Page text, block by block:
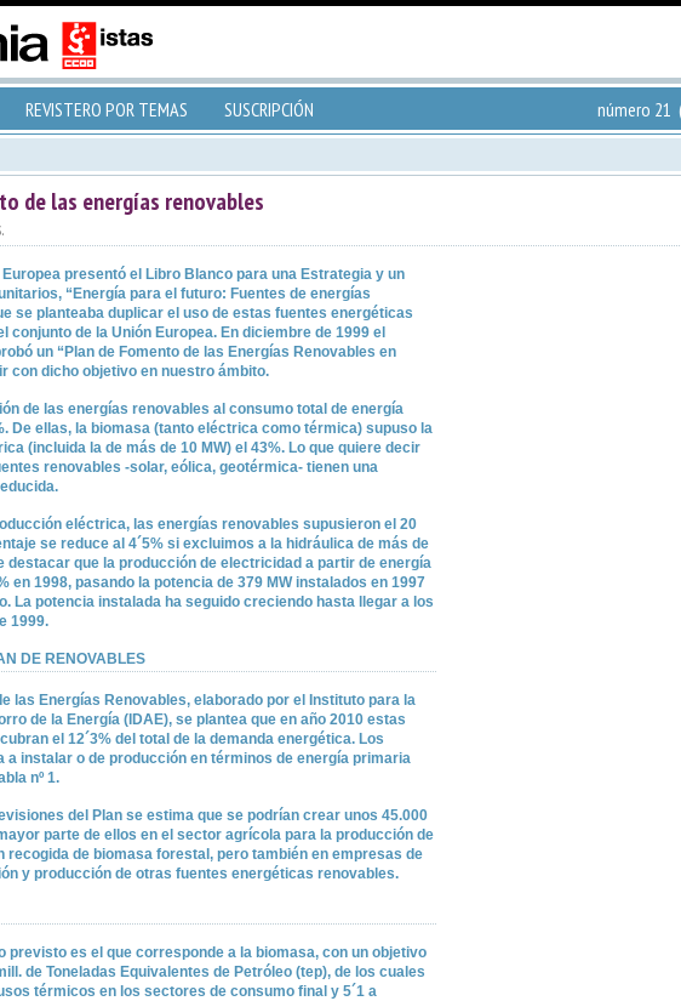
REVISTERO POR TEMAS SUSCRIPCIÓN número 21
de las energías renovables
Europea presentó el Libro Blanco para una Estrategia y un
“Energía para el futuro: Fuentes de energías
se planteaba duplicar el uso de estas fuentes energéticas
conjunto de la Unión Europea. En diciembre de 1999 el
un “Plan de Fomento de las Energías Renovables en
con dicho objetivo en nuestro ámbito.
de las energías renovables al consumo total de energía
De ellas, la biomasa (tanto eléctrica como térmica) supuso la
(incluida la de más de 10 MW) el 43%. Lo que quiere decir
renovables -solar, eólica, geotérmica- tienen una
eléctrica, las energías renovables supusieron el 20
se reduce al 4´5% si excluimos a la hidráulica de más de
destacar que la producción de electricidad a partir de energía
en 1998, pasando la potencia de 379 MW instalados en 1997
La potencia instalada ha seguido creciendo hasta llegar a los
1999.
DE RENOVABLES
las Energías Renovables, elaborado por el Instituto para la
de la Energía (IDAE), se plantea que en año 2010 estas
el 12´3% del total de la demanda energética. Los
a instalar o de producción en términos de energía primaria
nº 1.
del Plan se estima que se podrían crear unos 45.000
parte de ellos en el sector agrícola para la producción de
recogida de biomasa forestal, pero también en empresas de
y producción de otras fuentes energéticas renovables.
previsto es el que corresponde a la biomasa, con un objetivo
de Toneladas Equivalentes de Petróleo (tep), de los cuales
térmicos en los sectores de consumo final y 5´1 a